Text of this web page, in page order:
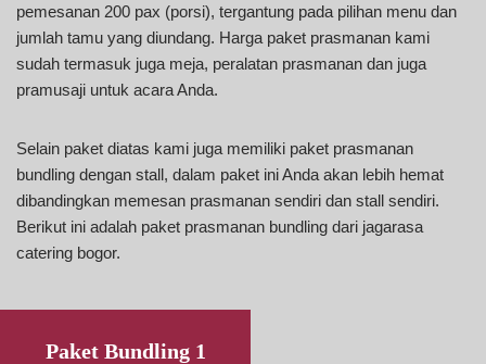
pemesanan 200 pax (porsi), tergantung pada pilihan menu dan
jumlah tamu yang diundang. Harga paket prasmanan kami
sudah termasuk juga meja, peralatan prasmanan dan juga
pramusaji untuk acara Anda.
Selain paket diatas kami juga memiliki paket prasmanan
bundling dengan stall, dalam paket ini Anda akan lebih hemat
dibandingkan memesan prasmanan sendiri dan stall sendiri.
Berikut ini adalah paket prasmanan bundling dari jagarasa
catering bogor.
Paket Bundling 1